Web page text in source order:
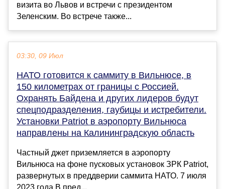
визита во Львов и встречи с президентом
Зеленским. Во встрече также...
03:30, 09 Июл
НАТО готовится к саммиту в Вильнюсе, в
150 километрах от границы с Россией.
Охранять Байдена и других лидеров будут
спецподразделения, гаубицы и истребители.
Установки Patriot в аэропорту Вильнюса
направлены на Калининградскую область
Частный джет приземляется в аэропорту
Вильнюса на фоне пусковых установок ЗРК Patriot,
развернутых в преддверии саммита НАТО. 7 июля